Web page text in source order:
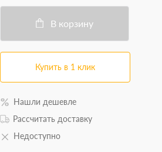
В корзину
Купить в 1 клик
Нашли дешевле
Рассчитать доставку
Недоступно